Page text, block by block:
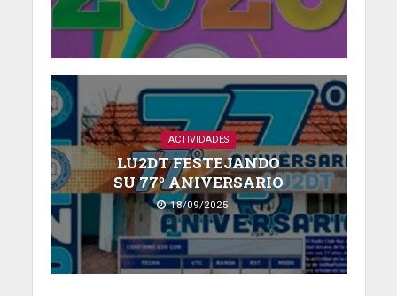
ACTIVIDADES
LU2DT FESTEJANDO
SU 77º ANIVERSARIO
18/09/2025